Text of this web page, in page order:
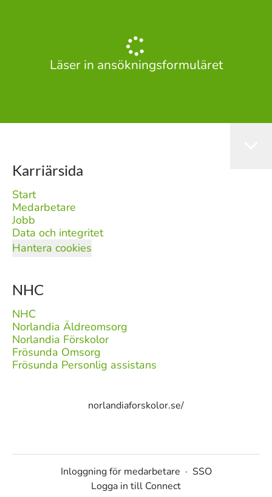
Läser in ansökningsformuläret
Karriärsida
Start
Medarbetare
Jobb
Data och integritet
Hantera cookies
NHC
NHC
Norlandia Äldreomsorg
Norlandia Förskolor
Frösunda Omsorg
Frösunda Personlig assistans
norlandiaforskolor.se/
Inloggning för medarbetare · SSO
Logga in till Connect